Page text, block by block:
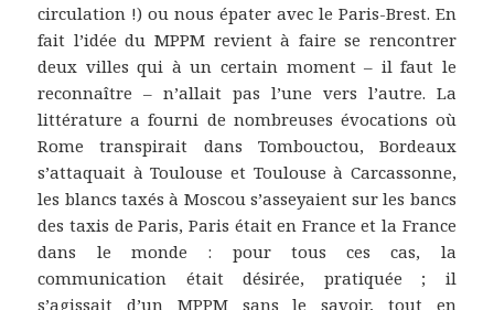
circulation !) ou nous épater avec le Paris-Brest. En
fait l’idée du MPPM revient à faire se rencontrer
deux villes qui à un certain moment – il faut le
reconnaître – n’allait pas l’une vers l’autre. La
littérature a fourni de nombreuses évocations où
Rome transpirait dans Tombouctou, Bordeaux
s’attaquait à Toulouse et Toulouse à Carcassonne,
les blancs taxés à Moscou s’asseyaient sur les bancs
des taxis de Paris, Paris était en France et la France
dans le monde : pour tous ces cas, la
communication était désirée, pratiquée ; il
s’agissait d’un MPPM sans le savoir, tout en